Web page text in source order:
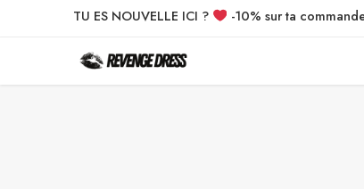
TU ES NOUVELLE ICI ? -10% sur ta